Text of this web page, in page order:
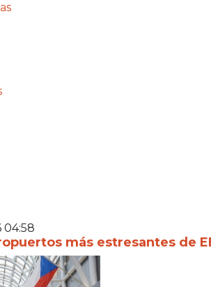
04:58
más estresantes de